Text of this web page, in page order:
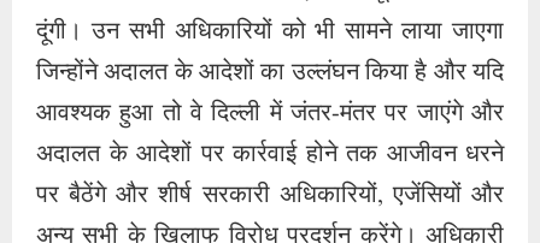
दूंगी। उन सभी अधिकारियों को भी सामने लाया जाएगा
जिन्होंने अदालत के आदेशों का उल्लंघन किया है और यदि
आवश्यक हुआ तो वे दिल्ली में जंतर-मंतर पर जाएंगे और
अदालत के आदेशों पर कार्रवाई होने तक आजीवन धरने
पर बैठेंगे और शीर्ष सरकारी अधिकारियों, एजेंसियों और